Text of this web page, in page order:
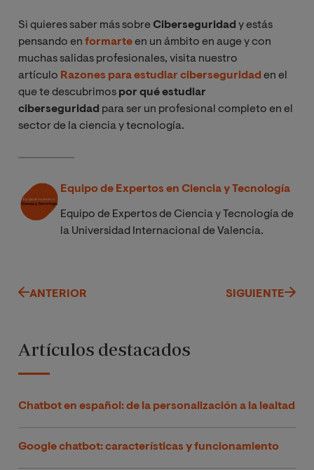
Si quieres saber más sobreCiberseguridad y estás
pensando en formarteen un ámbito en auge y con
muchas salidas profesionales, visita nuestro
artículo Razones para estudiar ciberseguridad en el
que te descubrimos por qué estudiar
ciberseguridad para ser un profesional completo en el
sector de la ciencia y tecnología.
Equipo de Expertos en Ciencia y Tecnología
Equipo de Expertos de Ciencia y Tecnología de
la Universidad Internacional de Valencia.
ANTERIOR SIGUIENTE
Artículos destacados
Chatbot en español: de la personalización a la lealtad
Google chatbot: características y funcionamiento